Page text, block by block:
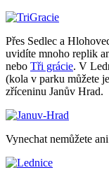
Přes Sedlec a
uvidíte mnoho replik
nebo Tři grácie. V
(kola v parku můžete
zříceninu Janův Hrad.
Vynechat nemůžete